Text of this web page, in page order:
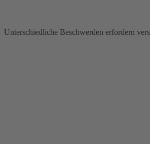
Unterschiedliche Beschwerden erfordern